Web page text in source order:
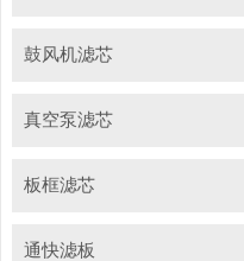
鼓风机滤芯
真空泵滤芯
板框滤芯
通快滤板